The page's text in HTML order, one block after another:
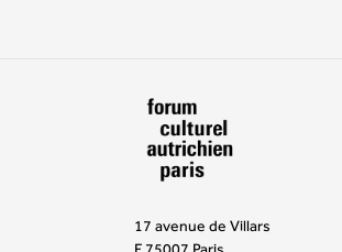
17 avenue de Villars